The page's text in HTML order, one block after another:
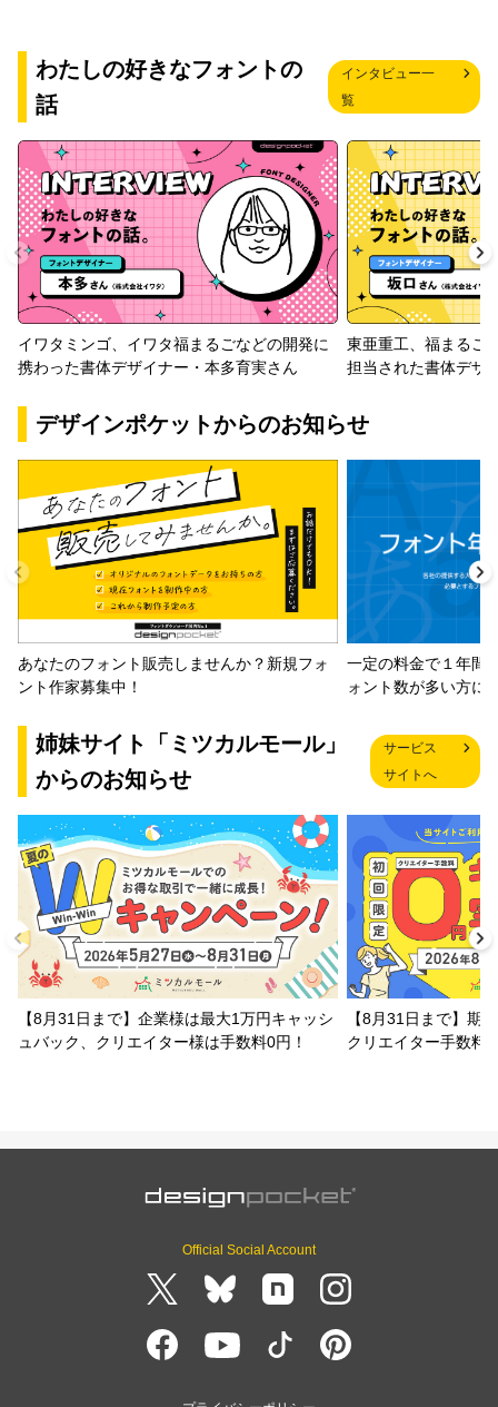
わたしの好きなフォントの
話
インタビュー一
覧
イワタミンゴ、イワタ福まるごなどの開発に
携わった書体デザイナー・本多育実さん
東亜重工、福まるご
担当された書体デザ
デザインポケットからのお知らせ
あなたのフォント販売しませんか？新規フォ
ント作家募集中！
一定の料金で１年間
ォント数が多い方に
姉妹サイト「ミツカルモール」
からのお知らせ
サービス
サイトへ
【8月31日まで】企業様は最大1万円キャッシ
ュバック、クリエイター様は手数料0円！
【8月31日まで】期
クリエイター手数料
Official Social Account